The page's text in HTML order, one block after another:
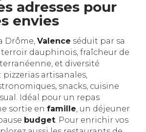
adresses pour
envies
Drôme,Valence séduit par sa
dauphinois, fraîcheur de
et diversité
artisanales,
snacks, cuisine
Idéal pour un repas
sortie enfamille, un déjeuner
budget. Pour enrichir vos